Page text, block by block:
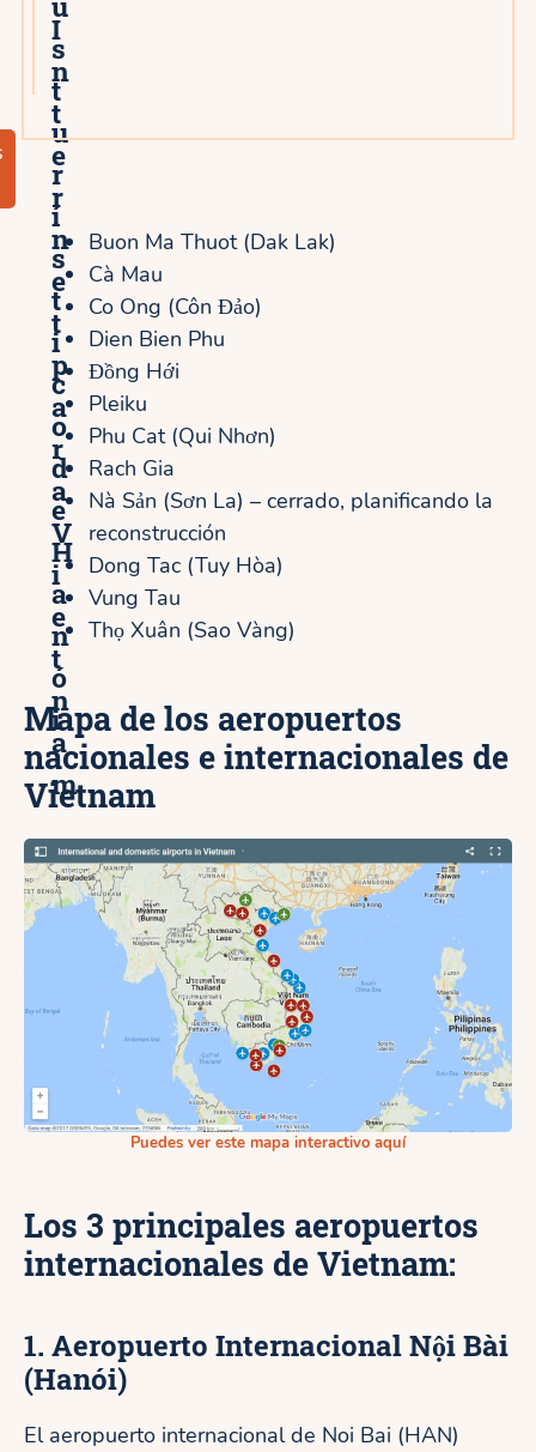
I
n
t
e
r
n
e
t
p
a
r
a
V
i
e
t
n
a
m
s
t
u
r
í
s
t
i
c
o
d
e
H
a
n
ó
i
Buon Ma Thuot (Dak Lak)
Cà Mau
Co Ong (Côn Đảo)
Dien Bien Phu
Đồng Hới
Pleiku
Phu Cat (Qui Nhơn)
Rach Gia
Nà Sản (Sơn La) – cerrado, planificando la
reconstrucción
Dong Tac (Tuy Hòa)
Vung Tau
Thọ Xuân (Sao Vàng)
Mapa de los aeropuertos
nacionales e internacionales de
Vietnam
Puedes ver este mapa interactivo aquí
Los 3 principales aeropuertos
internacionales de Vietnam:
1. Aeropuerto Internacional Nội Bài
(Hanói)
El aeropuerto internacional de Noi Bai (HAN)